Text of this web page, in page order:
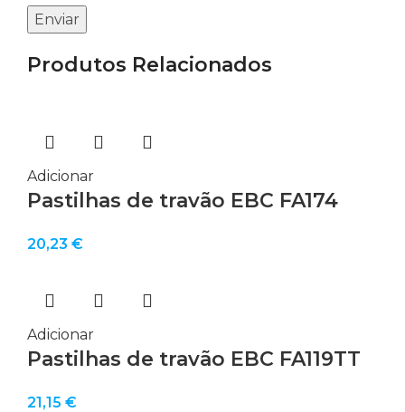
Produtos Relacionados
Adicionar
Pastilhas de travão EBC FA174
20,23 €
Adicionar
Pastilhas de travão EBC FA119TT
21,15 €